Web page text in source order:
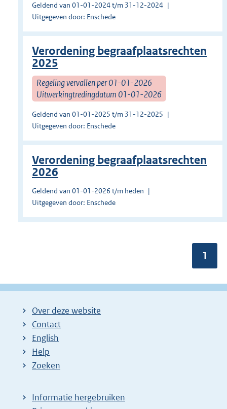
Geldend van 01-01-2024 t/m 31-12-2024
Uitgegeven door: Enschede
Verordening begraafplaatsrechten
2025
Regeling vervallen per 01-01-2026
Uitwerkingtredingdatum 01-01-2026
Geldend van 01-01-2025 t/m 31-12-2025
Uitgegeven door: Enschede
Verordening begraafplaatsrechten
2026
Geldend van 01-01-2026 t/m heden
Uitgegeven door: Enschede
1
Over deze website
Contact
English
Help
Zoeken
Informatie hergebruiken